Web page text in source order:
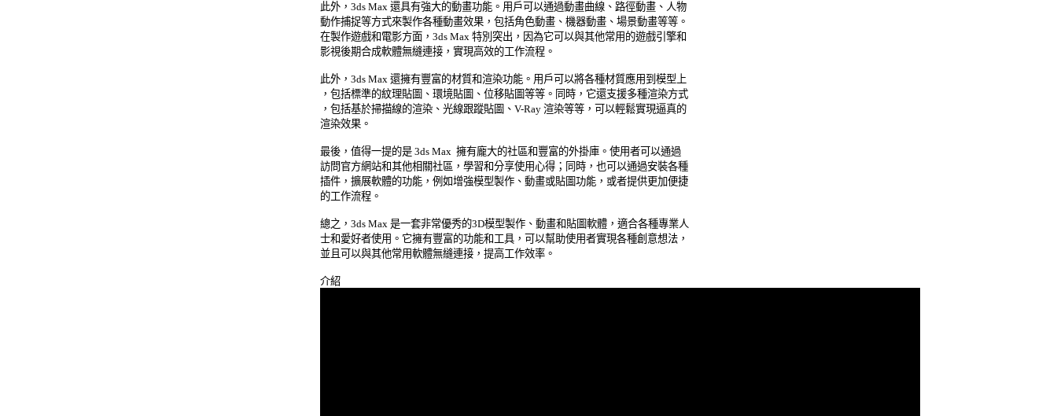
此外，3ds Max 還具有強大的動畫功能。用戶可以通過動畫曲線、路徑動畫、人物
動作捕捉等方式來製作各種動畫效果，包括角色動畫、機器動畫、場景動畫等等。
在製作遊戲和電影方面，3ds Max 特別突出，因為它可以與其他常用的遊戲引擎和
影視後期合成軟體無縫連接，實現高效的工作流程。
此外，3ds Max 還擁有豐富的材質和渲染功能。用戶可以將各種材質應用到模型上
，包括標準的紋理貼圖、環境貼圖、位移貼圖等等。同時，它還支援多種渲染方式
，包括基於掃描線的渲染、光線跟蹤貼圖、V-Ray 渲染等等，可以輕鬆實現逼真的
渲染效果。
最後，值得一提的是 3ds Max  擁有龐大的社區和豐富的外掛庫。使用者可以通過
訪問官方網站和其他相關社區，學習和分享使用心得；同時，也可以通過安裝各種
插件，擴展軟體的功能，例如增強模型製作、動畫或貼圖功能，或者提供更加便捷
的工作流程。
總之，3ds Max 是一套非常優秀的3D模型製作、動畫和貼圖軟體，適合各種專業人
士和愛好者使用。它擁有豐富的功能和工具，可以幫助使用者實現各種創意想法，
並且可以與其他常用軟體無縫連接，提高工作效率。